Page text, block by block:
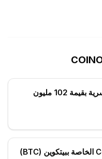
بيتكوين تتصدر موجة تصفيات قسرية بقيمة 102 مليون
خسائر اختراق محافظ Coldcard الخاصة ببيتكوين (BTC)